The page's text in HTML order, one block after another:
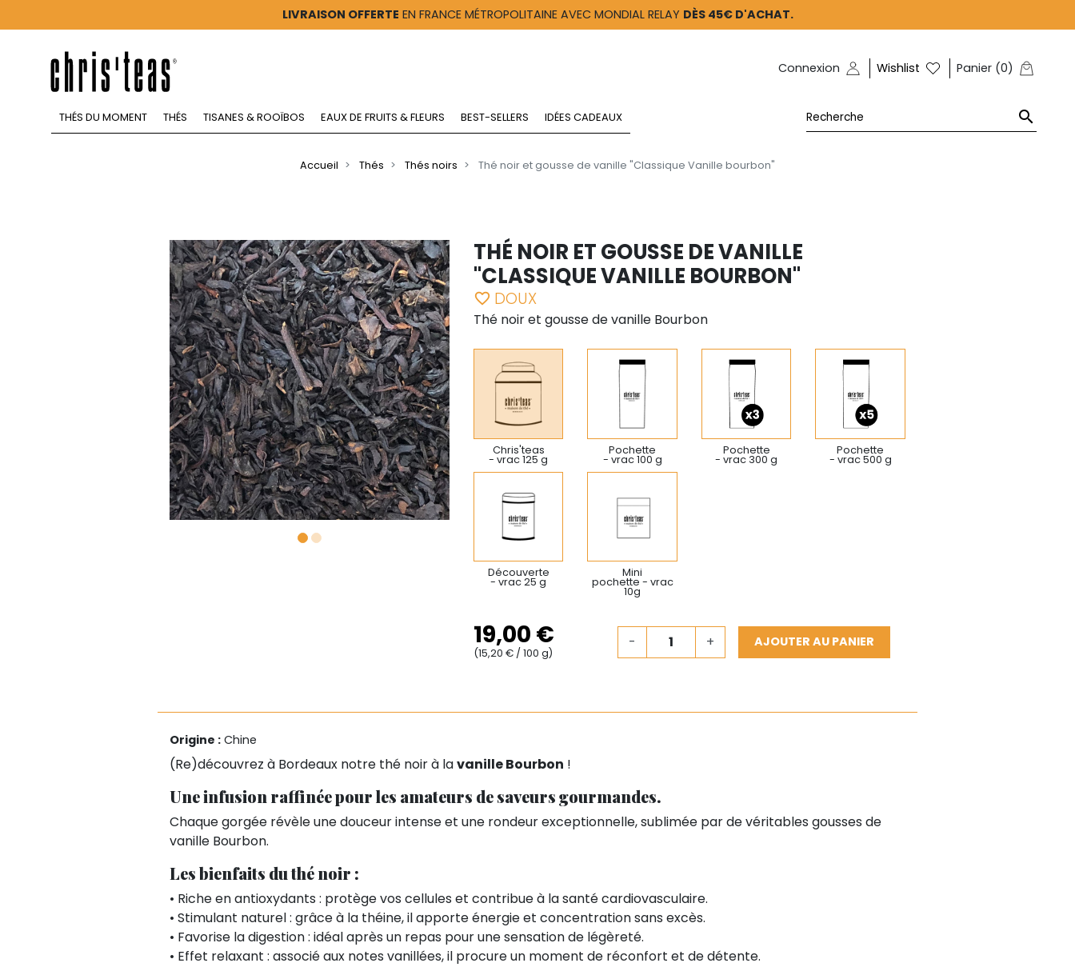
LIVRAISON OFFERTE EN FRANCE MÉTROPOLITAINE AVEC MONDIAL RELAY DÈS 45€ D'ACHAT.
Connexion Wishlist Panier (0)
THÉS DU MOMENT THÉS TISANES & ROOÏBOS EAUX DE FRUITS & FLEURS BEST-SELLERS IDÉES CADEAUX 
Accueil Thés Thés noirs Thé noir et gousse de vanille "Classique Vanille bourbon"
THÉ NOIR ET GOUSSE DE VANILLE
"CLASSIQUE VANILLE BOURBON"
favorite_border DOUX
Thé noir et gousse de vanille Bourbon
Chris'teas
- vrac 125 g
Pochette
- vrac 100 g
Pochette
- vrac 300 g
Pochette
- vrac 500 g
Découverte
- vrac 25 g
Mini
pochette - vrac
10g
19,00 €
(15,20 € / 100 g)
- + AJOUTER AU PANIER
Origine : Chine
(Re)découvrez à Bordeaux notre thé noir à lavanille Bourbon !
Une infusion raffinée pour les amateurs de saveurs gourmandes.
Chaque gorgée révèle une douceur intense et une rondeur exceptionnelle, sublimée par de véritables gousses de
vanille Bourbon.
Les bienfaits du thé noir :
• Riche en antioxydants : protège vos cellules et contribue à la santé cardiovasculaire.
• Stimulant naturel : grâce à la théine, il apporte énergie et concentration sans excès.
• Favorise la digestion : idéal après un repas pour une sensation de légèreté.
• Effet relaxant : associé aux notes vanillées, il procure un moment de réconfort et de détente.